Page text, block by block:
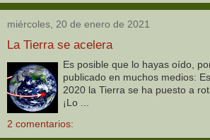
miércoles, 20 de enero de 2021
La Tierra se acelera
Es posible que lo hayas oído,
publicado en muchos medios:
2020 la Tierra se ha puesto a
¡Lo ...
2 comentarios: